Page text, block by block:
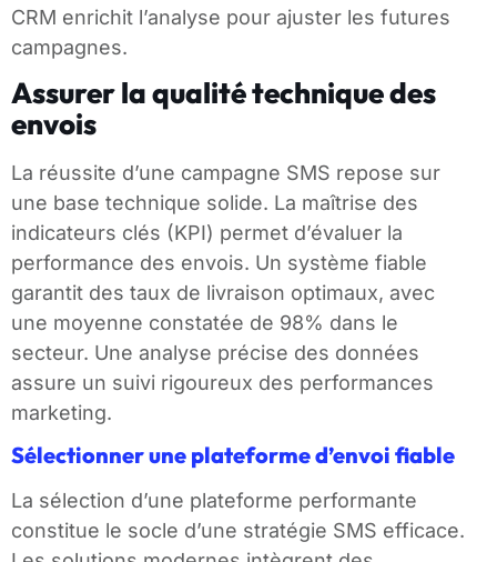
CRM enrichit l’analyse pour ajuster les futures
campagnes.
Assurer la qualité technique des
envois
La réussite d’une campagne SMS repose sur
une base technique solide. La maîtrise des
indicateurs clés (KPI) permet d’évaluer la
performance des envois. Un système fiable
garantit des taux de livraison optimaux, avec
une moyenne constatée de 98% dans le
secteur. Une analyse précise des données
assure un suivi rigoureux des performances
marketing.
Sélectionner une plateforme d’envoi fiable
La sélection d’une plateforme performante
constitue le socle d’une stratégie SMS efficace.